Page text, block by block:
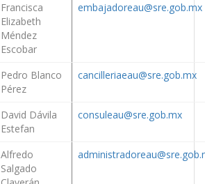
Francisca
Elizabeth
Méndez
Escobar
embajadoreau@sre.gob.mx
Pedro Blanco
Pérez
cancilleriaeau@sre.gob.mx
David Dávila
Estefan
consuleau@sre.gob.mx
Alfredo
Salgado